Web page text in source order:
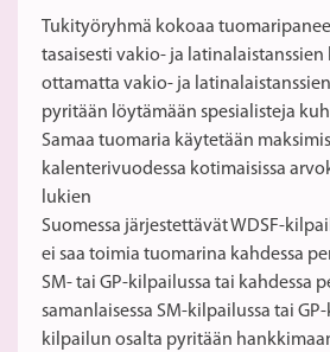
Tukityöryhmä kokoaa
tasaisesti vakio- ja latinalaistanssien
ottamatta vakio- ja
pyritään löytämään spesialisteja
Samaa tuomaria käytetään
kalenterivuodessa kotimaisissa
lukien
Suomessa järjestettävät WDSF-
ei saa toimia tuomarina kahdessa
SM- tai GP-kilpailussa tai kahdessa
samanlaisessa SM-kilpailussa tai
kilpailun osalta pyritään